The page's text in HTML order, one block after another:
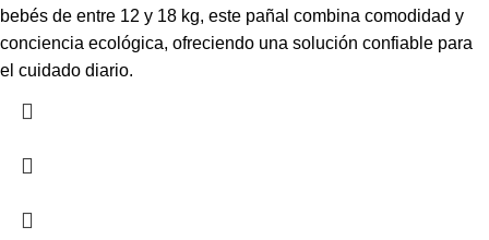
bebés de entre 12 y 18 kg, este pañal combina comodidad y
conciencia ecológica, ofreciendo una solución confiable para
el cuidado diario.